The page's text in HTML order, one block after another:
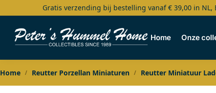
Gratis verzending bij bestelling vanaf € 39,00 in NL,
Home Onze
Search
Home / Reutter Porzellan Miniaturen / Reutter Miniatuur